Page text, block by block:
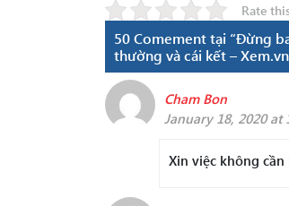
Rate
50 Comement tại “Đừng
thường và cái kết –
Cham Bon
January 18, 2020 at
Xin việc không cần